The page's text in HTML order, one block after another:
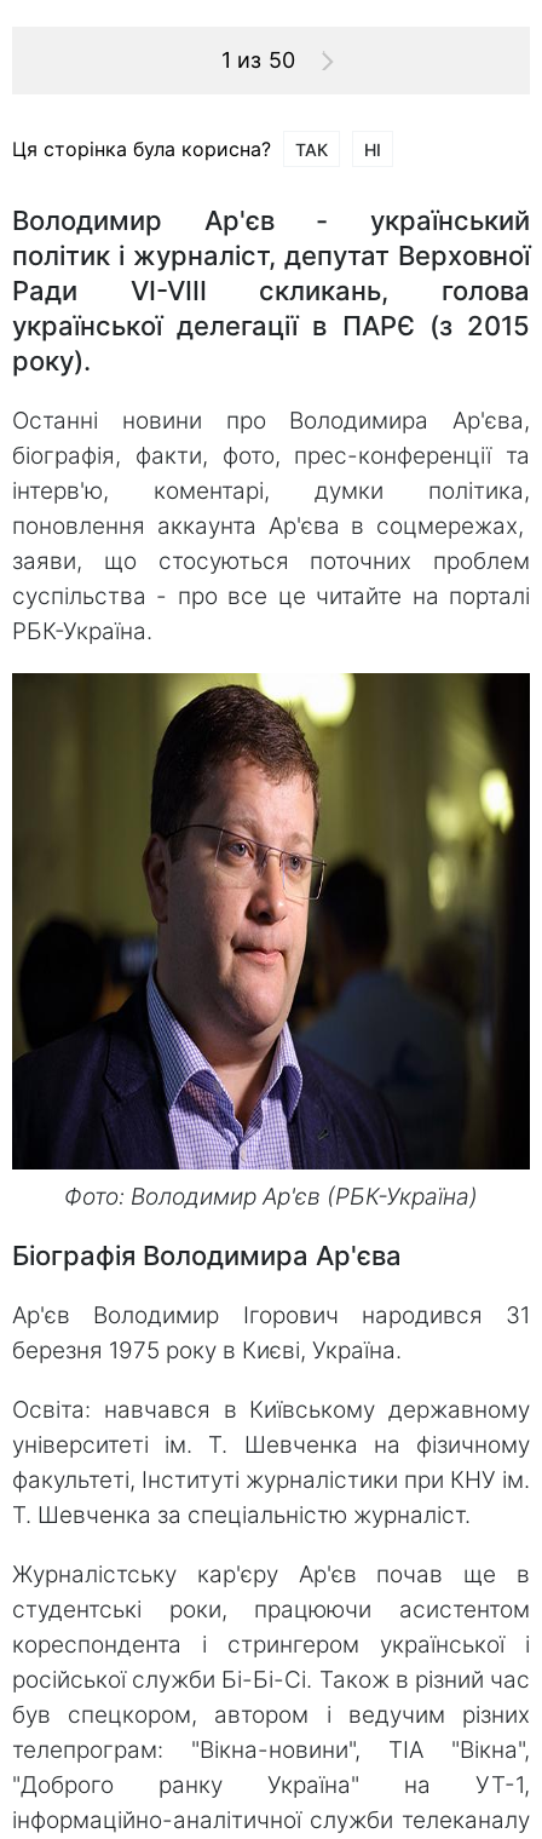
1 из 50
Ця сторінка була корисна? ТАК НІ
Володимир Ар'єв - український
політик і журналіст, депутат Верховної
Ради VI-VIII скликань, голова
української делегації в ПАРЄ (з 2015
року).
Останні новини про Володимира Ар'єва,
біографія, факти, фото, прес-конференції та
інтерв'ю, коментарі, думки політика,
поновлення аккаунта Ар'єва в соцмережах,
заяви, що стосуються поточних проблем
суспільства - про все це читайте на порталі
РБК-Україна.
Фото: Володимир Ар'єв (РБК-Україна)
Біографія Володимира Ар'єва
Ар'єв Володимир Ігорович народився 31
березня 1975 року в Києві, Україна.
Освіта: навчався в Київському державному
університеті ім. Т. Шевченка на фізичному
факультеті, Інституті журналістики при КНУ ім.
Т. Шевченка за спеціальністю журналіст.
Журналістську кар'єру Ар'єв почав ще в
студентські роки, працюючи асистентом
кореспондента і стрингером української і
російської служби Бі-Бі-Сі. Також в різний час
був спецкором, автором і ведучим різних
телепрограм: "Вікна-новини", ТІА "Вікна",
"Доброго ранку Україна" на УТ-1,
інформаційно-аналітичної служби телеканалу